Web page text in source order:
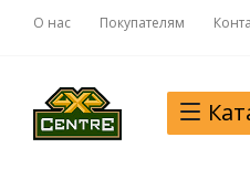
О нас Покупателям